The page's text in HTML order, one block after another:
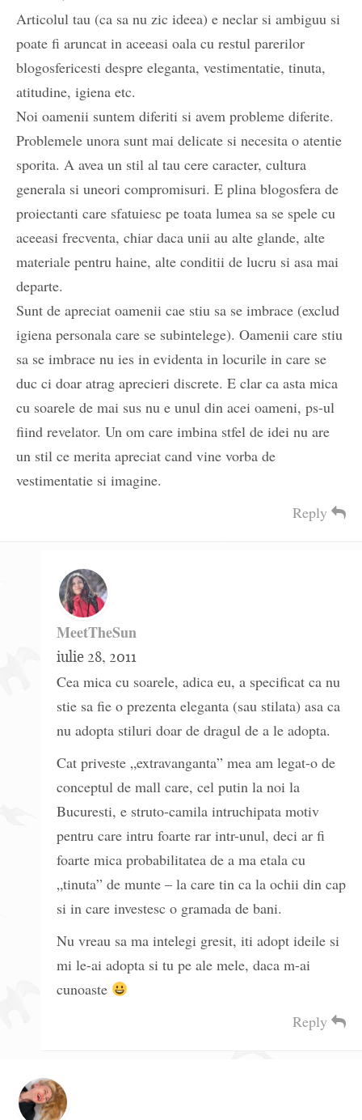
Articolul tau (ca sa nu zic ideea) e neclar si ambiguu si
poate fi aruncat in aceeasi oala cu restul parerilor
blogosfericesti despre eleganta, vestimentatie, tinuta,
atitudine, igiena etc.
Noi oamenii suntem diferiti si avem probleme diferite.
Problemele unora sunt mai delicate si necesita o atentie
sporita. A avea un stil al tau cere caracter, cultura
generala si uneori compromisuri. E plina blogosfera de
proiectanti care sfatuiesc pe toata lumea sa se spele cu
aceeasi frecventa, chiar daca unii au alte glande, alte
materiale pentru haine, alte conditii de lucru si asa mai
departe.
Sunt de apreciat oamenii cae stiu sa se imbrace (exclud
igiena personala care se subintelege). Oamenii care stiu
sa se imbrace nu ies in evidenta in locurile in care se
duc ci doar atrag aprecieri discrete. E clar ca asta mica
cu soarele de mai sus nu e unul din acei oameni, ps-ul
fiind revelator. Un om care imbina stfel de idei nu are
un stil ce merita apreciat cand vine vorba de
vestimentatie si imagine.
Reply
MeetTheSun
iulie 28, 2011
Cea mica cu soarele, adica eu, a specificat ca nu
stie sa fie o prezenta eleganta (sau stilata) asa ca
nu adopta stiluri doar de dragul de a le adopta.
Cat priveste „extravanganta” mea am legat-o de
conceptul de mall care, cel putin la noi la
Bucuresti, e struto-camila intruchipata motiv
pentru care intru foarte rar intr-unul, deci ar fi
foarte mica probabilitatea de a ma etala cu
„tinuta” de munte – la care tin ca la ochii din cap
si in care investesc o gramada de bani.
Nu vreau sa ma intelegi gresit, iti adopt ideile si
mi le-ai adopta si tu pe ale mele, daca m-ai
cunoaste
Reply